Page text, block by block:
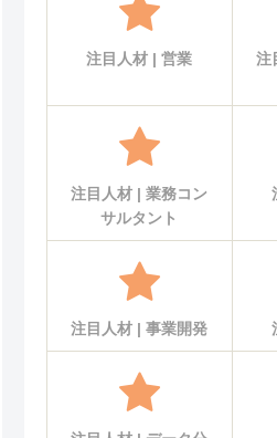
注目人材 | 営業
注
注目人材 | 業務コン
サルタント
注目人材 | 事業開発